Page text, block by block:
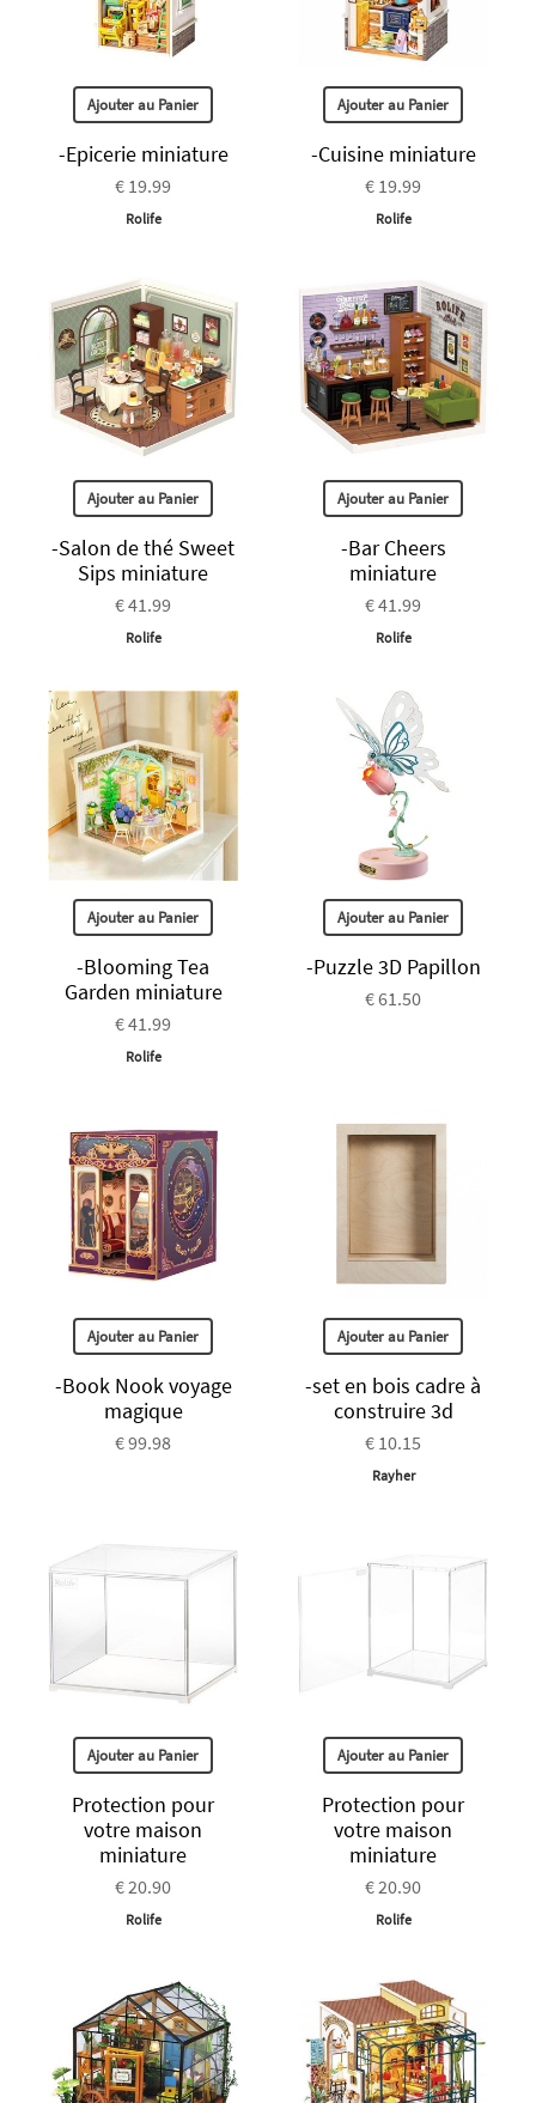
Ajouter au Panier
-Epicerie miniature
€ 19.99
Rolife
Ajouter au Panier
-Cuisine miniature
€ 19.99
Rolife
Ajouter au Panier
-Salon de thé Sweet
Sips miniature
€ 41.99
Rolife
Ajouter au Panier
-Bar Cheers
miniature
€ 41.99
Rolife
Ajouter au Panier
-Blooming Tea
Garden miniature
€ 41.99
Rolife
Ajouter au Panier
-Puzzle 3D Papillon
€ 61.50
Ajouter au Panier
-Book Nook voyage
magique
€ 99.98
Ajouter au Panier
-set en bois cadre à
construire 3d
€ 10.15
Rayher
Ajouter au Panier
Protection pour
votre maison
miniature
€ 20.90
Rolife
Ajouter au Panier
Protection pour
votre maison
miniature
€ 20.90
Rolife